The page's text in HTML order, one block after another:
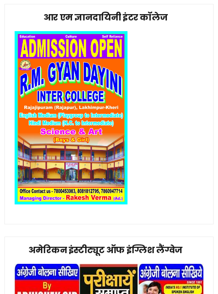
आर एम ज्ञानदायिनी इंटर कॉलेज
अमेरिकन इंस्टीट्यूट ऑफ इंग्लिश लैंग्वेज